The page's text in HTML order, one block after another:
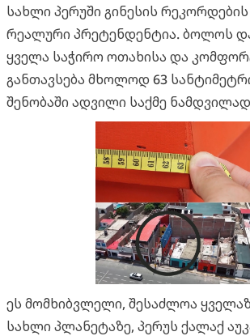
სახლი პერუში გინესის რეკორდების
რეალური პრეტენდენტია. ბოლოს
ყველა საჭირო ოთახისა და
განთავსება მხოლოდ 63
შენობაში ადვილი საქმე
ეს მომხიბვლელი, შესაძლოა
სახლი პლანეტაზე, პერუს ქალაქ